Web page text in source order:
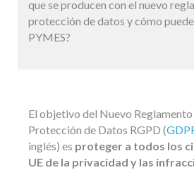
que se producen con el nuevo
protección de datos y cómo
PYMES?
El objetivo del Nuevo
Protección de Datos RGPD (
inglés) es proteger a todos los
UE de la privacidad y las